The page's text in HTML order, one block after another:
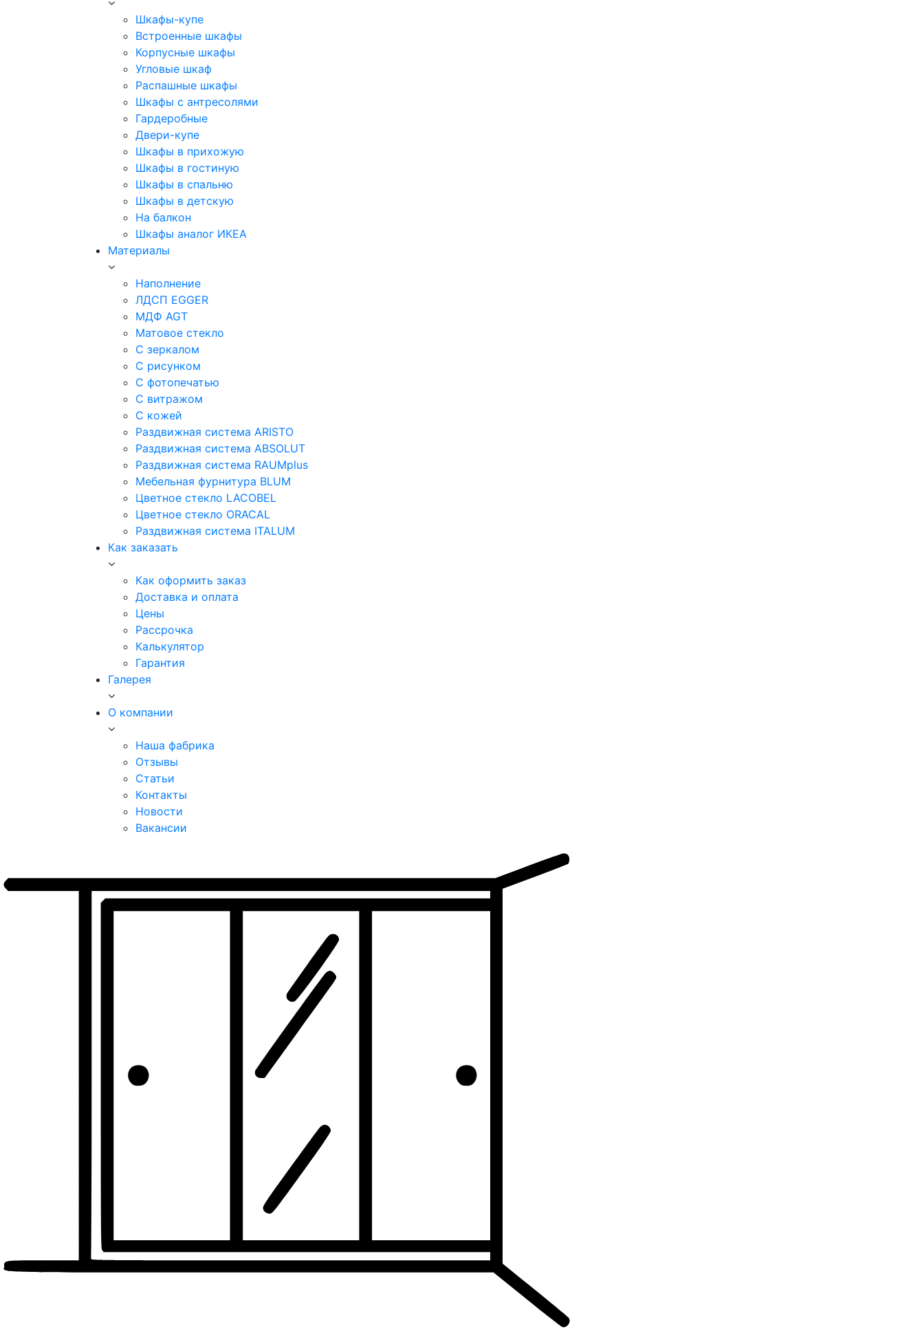
Шкафы-купе
Встроенные шкафы
Корпусные шкафы
Угловые шкаф
Распашные шкафы
Шкафы с антресолями
Гардеробные
Двери-купе
Шкафы в прихожую
Шкафы в гостиную
Шкафы в спальню
Шкафы в детскую
На балкон
Шкафы аналог ИКЕА
Материалы
Наполнение
ЛДСП EGGER
МДФ AGT
Матовое стекло
С зеркалом
С рисунком
С фотопечатью
С витражом
С кожей
Раздвижная система ARISTO
Раздвижная система ABSOLUT
Раздвижная система RAUMplus
Мебельная фурнитура BLUM
Цветное стекло LACOBEL
Цветное стекло ORACAL
Раздвижная система ITALUM
Как заказать
Как оформить заказ
Доставка и оплата
Цены
Рассрочка
Калькулятор
Гарантия
Галерея
О компании
Наша фабрика
Отзывы
Статьи
Контакты
Новости
Вакансии